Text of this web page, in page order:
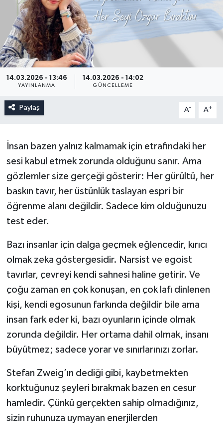
14.03.2026 - 13:46
YAYINLANMA
14.03.2026 - 14:02
GÜNCELLEME
Paylaş A- A+
İnsan bazen yalnız kalmamak için etrafındaki her
sesi kabul etmek zorunda olduğunu sanır. Ama
gözlemler size gerçeği gösterir: Her gürültü, her
baskın tavır, her üstünlük taslayan espri bir
öğrenme alanı değildir. Sadece kim olduğunuzu
test eder.
Bazı insanlar için dalga geçmek eğlencedir, kırıcı
olmak zeka göstergesidir. Narsist ve egoist
tavırlar, çevreyi kendi sahnesi haline getirir. Ve
çoğu zaman en çok konuşan, en çok lafı dinlenen
kişi, kendi egosunun farkında değildir bile ama
insan fark eder ki, bazı oyunların içinde olmak
zorunda değildir. Her ortama dahil olmak, insanı
büyütmez; sadece yorar ve sınırlarınızı zorlar.
Stefan Zweig’ın dediği gibi, kaybetmekten
korktuğunuz şeyleri bırakmak bazen en cesur
hamledir. Çünkü gerçekten sahip olmadığınız,
sizin ruhunuza uymayan enerjilerden